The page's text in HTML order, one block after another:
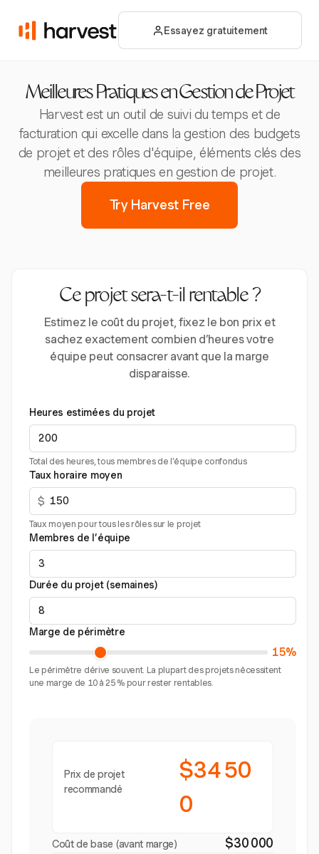
Essayez gratuitement
Meilleures Pratiques en Gestion de Projet
Harvest est un outil de suivi du temps et de
facturation qui excelle dans la gestion des budgets
de projet et des rôles d'équipe, éléments clés des
meilleures pratiques en gestion de projet.
Try Harvest Free
Ce projet sera-t-il rentable ?
Estimez le coût du projet, fixez le bon prix et
sachez exactement combien d’heures votre
équipe peut consacrer avant que la marge
disparaisse.
Heures estimées du projet
Total des heures, tous membres de l’équipe confondus
Taux horaire moyen
$
Taux moyen pour tous les rôles sur le projet
Membres de l’équipe
Durée du projet (semaines)
Marge de périmètre
15%
Le périmètre dérive souvent. La plupart des projets nécessitent
une marge de 10 à 25 % pour rester rentables.
Prix de projet
recommandé
$34 50
0
Coût de base (avant marge) $30 000